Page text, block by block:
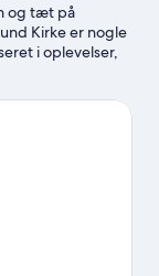
og tæt på
Kirke er nogle
i oplevelser,